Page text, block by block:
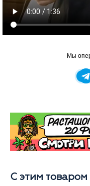
Мы
С этим